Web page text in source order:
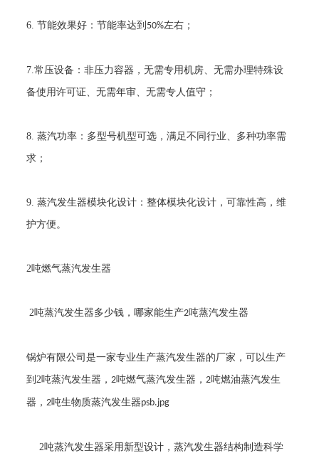
6.节能效果好：节能率达到 50%左右；
7.常压设备：非压力容器，无需专用机房、无需办理特殊设
备使用许可证、无需年审、无需专人值守；
8.蒸汽功率：多型号机型可选，满足不同行业、多种功率需
求；
9.蒸汽发生器模块化设计：整体模块化设计，可靠性高，维
护方便。
2吨燃气蒸汽发生器
2吨蒸汽发生器多少钱，哪家能生产2吨蒸汽发生器
锅炉有限公司是一家专业生产蒸汽发生器的厂家，可以生产
到2吨蒸汽发生器，2吨燃气蒸汽发生器，2吨燃油蒸汽发生
器，2吨生物质蒸汽发生器psb.jpg
2吨蒸汽发生器采用新型设计，蒸汽发生器结构制造科学